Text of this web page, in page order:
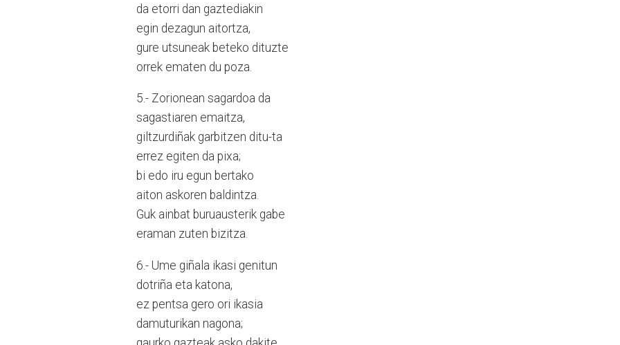
da etorri dan gaztediakin
egin dezagun aitortza,
gure utsuneak beteko dituzte
orrek ematen du poza.
5.- Zorionean sagardoa da
sagastiaren emaitza,
giltzurdiñak garbitzen ditu-ta
errez egiten da pixa;
bi edo iru egun bertako
aiton askoren baldintza.
Guk ainbat buruausterik gabe
eraman zuten bizitza.
6.- Ume giñala ikasi genitun
dotriña eta katona,
ez pentsa gero ori ikasia
damuturikan nagona;